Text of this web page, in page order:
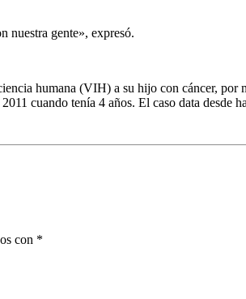
nuestra gente», expresó.
humana (VIH) a su hijo con cáncer,
cuando tenía 4 años. El caso data desde
con *